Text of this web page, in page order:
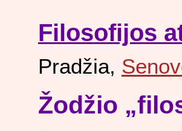
Filosofijos
Pradžia,
Žodžio